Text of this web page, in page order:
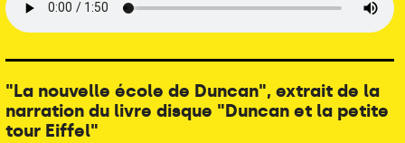
"La nouvelle école de Duncan", extrait de la
narration du livre disque "Duncan et la petite
tour Eiffel"